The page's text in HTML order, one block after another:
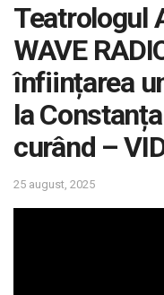
Teatrologul
WAVE
înființarea
la
curând –
25 august, 2025